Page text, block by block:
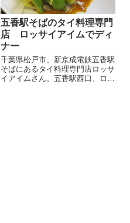
五香駅そばのタイ料理専門
店 ロッサイアイムでディ
ナー
千葉県松戸市、新京成電鉄五香駅
そばにあるタイ料理専門店ロッサ
イアイムさん。五香駅西口、ロー